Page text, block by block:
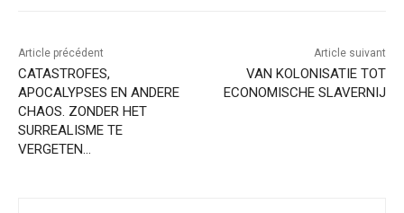
Article précédent
CATASTROFES,
APOCALYPSES EN ANDERE
CHAOS. ZONDER HET
SURREALISME TE
VERGETEN…
Article suivant
VAN KOLONISATIE TOT
ECONOMISCHE SLAVERNIJ